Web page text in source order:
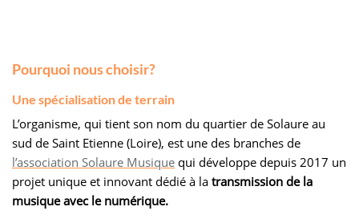
Pourquoi nous choisir?
Une spécialisation de terrain
L’organisme, qui tient son nom du quartier de Solaure au
sud de Saint Etienne (Loire), est une des branches de
l’association Solaure Musique qui développe depuis 2017 un
projet unique et innovant dédié à la transmission de la
musique avec le numérique.